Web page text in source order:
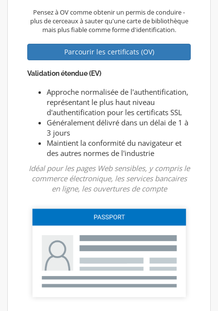
Pensez à OV comme obtenir un permis de conduire -
plus de cerceaux à sauter qu'une carte de bibliothèque
mais plus fiable comme forme d'identification.
Parcourir les certificats (OV)
Validation étendue (EV)
Approche normalisée de l'authentification,
représentant le plus haut niveau
d'authentification pour les certificats SSL
Généralement délivré dans un délai de 1 à
3 jours
Maintient la conformité du navigateur et
des autres normes de l'industrie
Idéal pour les pages Web sensibles, y compris le
commerce électronique, les services bancaires
en ligne, les ouvertures de compte